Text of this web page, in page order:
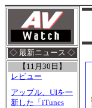
◇ 最新ニュース ◇
【11月30日】
レビュー
アップル、UIを一
新した「iTunes